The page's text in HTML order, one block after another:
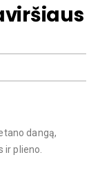
dangą,
ir plieno.